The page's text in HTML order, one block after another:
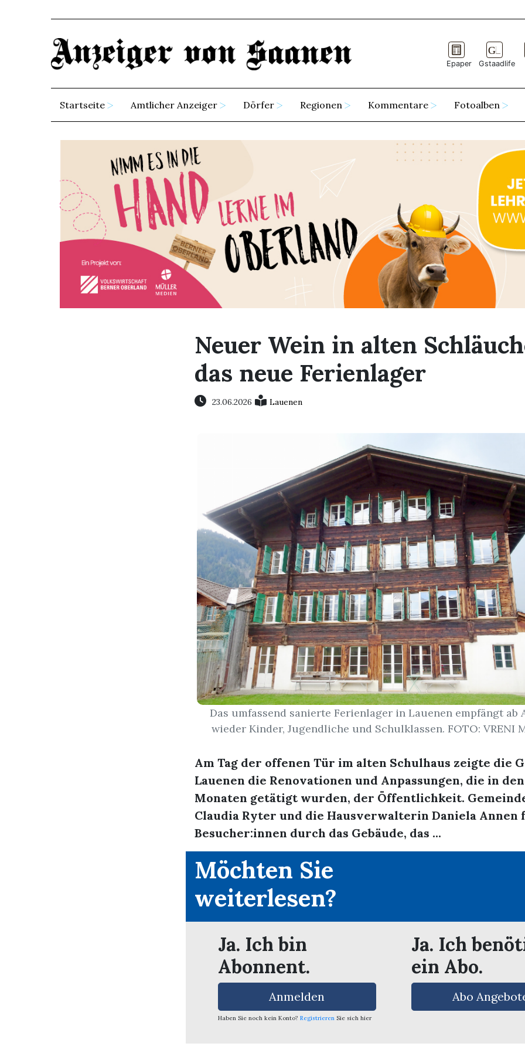
Epaper Gstaadlife
Startseite Amtlicher Anzeiger Dörfer Regionen Kommentare Fotoalben
Neuer Wein in alten
das neue Ferienlager
23.06.2026 Lauenen
Das umfassend sanierte Ferienlager in Lauenen empfängt ab
wieder Kinder, Jugendliche und Schulklassen. FOTO: VRENI
Am Tag der offenen Tür im alten Schulhaus zeigte die
Lauenen die Renovationen und Anpassungen, die in
Monaten getätigt wurden, der Öffentlichkeit.
Claudia Ryter und die Hausverwalterin Daniela Annen
Besucher:innen durch das Gebäude, das ...
Möchten Sie
weiterlesen?
Ja. Ich bin
Abonnent.
Anmelden
Haben Sie noch kein Konto? Registrieren Sie sich hier
Ja. Ich
ein Abo.
Abo